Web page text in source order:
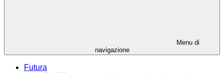
Menu di
navigazione
Futura